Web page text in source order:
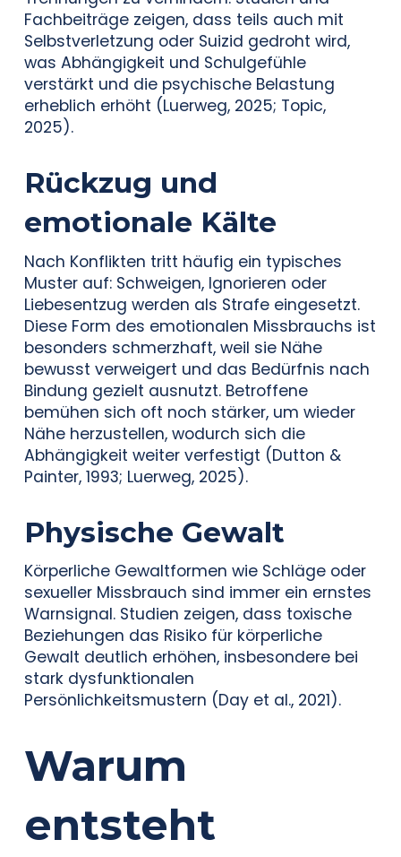
Fachbeiträge zeigen, dass teils auch mit
Selbstverletzung oder Suizid gedroht wird,
was Abhängigkeit und Schulgefühle
verstärkt und die psychische Belastung
erheblich erhöht (Luerweg, 2025; Topic,
2025).
Rückzug und
emotionale Kälte
Nach Konflikten tritt häufig ein typisches
Muster auf: Schweigen, Ignorieren oder
Liebesentzug werden als Strafe eingesetzt.
Diese Form des emotionalen Missbrauchs ist
besonders schmerzhaft, weil sie Nähe
bewusst verweigert und das Bedürfnis nach
Bindung gezielt ausnutzt. Betroffene
bemühen sich oft noch stärker, um wieder
Nähe herzustellen, wodurch sich die
Abhängigkeit weiter verfestigt (Dutton &
Painter, 1993; Luerweg, 2025).
Physische Gewalt
Körperliche Gewaltformen wie Schläge oder
sexueller Missbrauch sind immer ein ernstes
Warnsignal. Studien zeigen, dass toxische
Beziehungen das Risiko für körperliche
Gewalt deutlich erhöhen, insbesondere bei
stark dysfunktionalen
Persönlichkeitsmustern (Day et al., 2021).
Warum
entsteht